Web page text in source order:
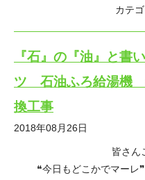
カテゴ
『石』の『油』と書
ツ 石油ふろ給湯機
換工事
2018年08月26日
皆さん
❝今日もどこかでマーレ